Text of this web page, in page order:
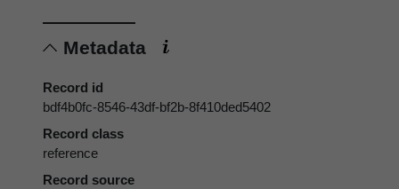
Metadata
Record id
bdf4b0fc-8546-43df-bf2b-8f410ded5402
Record class
reference
Record source